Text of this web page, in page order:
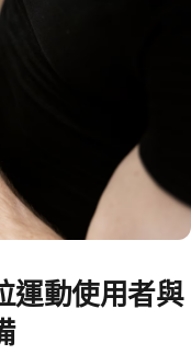
運動使用者與